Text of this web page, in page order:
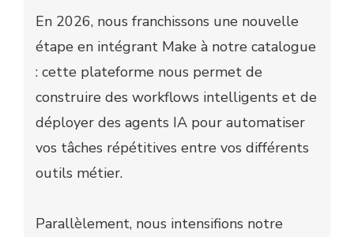
En 2026, nous franchissons une nouvelle
étape en intégrant Make à notre catalogue
: cette plateforme nous permet de
construire des workflows intelligents et de
déployer des agents IA pour automatiser
vos tâches répétitives entre vos différents
outils métier.
Parallèlement, nous intensifions notre